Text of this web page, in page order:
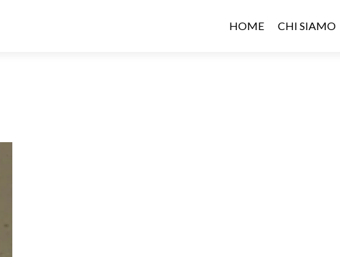
HOME CHI SIAMO